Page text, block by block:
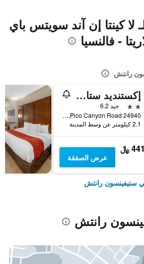
لا كينتا إن آند سويتس باي
- فالنسيا
رانتش
إكستنديد ستاي أمريكا سويتس - لوس أنجلوس - فالنسيا
2 نجمتين
جيد 6.2
24940 Pico Canyon Road, ستيفينسون رانتش, CA, الولايات المتحدة الأميريكية
2.1 كيلومتر عن وسط المدينة
441 ﷼
عرض الصفقة
ستيفينسون رانتش
رانتش